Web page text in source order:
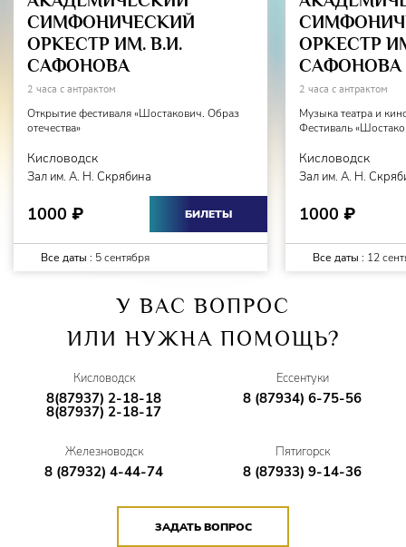
СИМФОНИЧЕСКИЙ
ОРКЕСТР ИМ. В.И.
САФОНОВА
2 часа с антрактом
Открытие фестиваля «Шостакович. Образ
отечества»
Кисловодск
Зал им. А. Н. Скрябина
1000 ₽ БИЛЕТЫ
Все даты : 5 сентября
ОРКЕСТР
САФОНОВА
2 часа с антрактом
Музыка театра и
Фестиваль
Кисловодск
Зал им. А. Н.
1000 ₽
Все даты : 12
У ВАС ВОПРОС
ИЛИ НУЖНА ПОМОЩЬ?
Кисловодск
8(87937) 2-18-18
8(87937) 2-18-17
Ессентуки
8 (87934) 6-75-56
Железноводск
8 (87932) 4-44-74
Пятигорск
8 (87933) 9-14-36
ЗАДАТЬ ВОПРОС